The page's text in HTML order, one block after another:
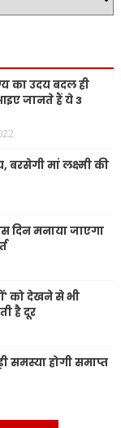
का उदय बदल ही
जानते हैं ये 3
बरसेगी मां लक्ष्मी की
दिन मनाया जाएगा
को देखने से भी
है दूर
समस्या होगी समाप्त